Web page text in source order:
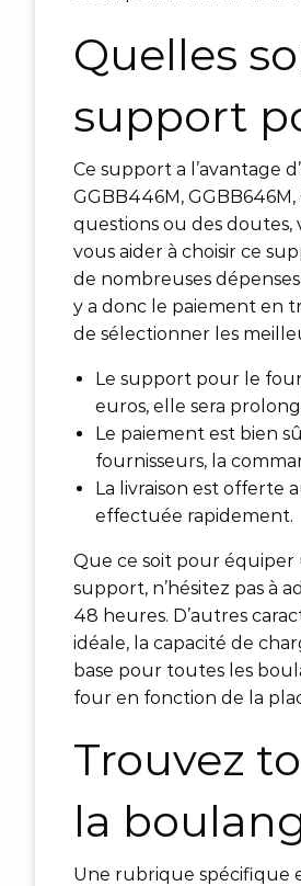
Quelles
support
Ce support a l’avantage
GGBB446M, GGBB646M,
questions ou des
vous aider à choisir ce
de nombreuses
y a donc le paiement en
de sélectionner les
Le support pour le
euros, elle sera
Le paiement est bien
fournisseurs, la
La livraison est offerte
effectuée rapidement.
Que ce soit pour
support, n’hésitez pas à
48 heures. D’autres
idéale, la capacité de
base pour toutes les
four en fonction de la
Trouvez
la
Une rubrique spécifique